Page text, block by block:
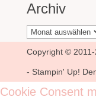
Archiv
Archiv
Copyright ©
- Stampin' Up!
Cookie Consent